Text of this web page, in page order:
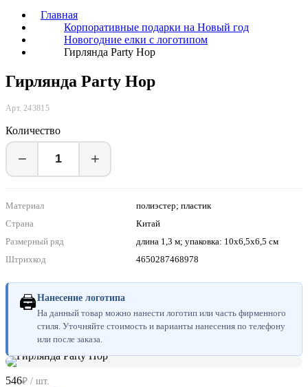
Главная
Корпоративные подарки на Новый год
Новогодние елки с логотипом
Гирлянда Party Hop
Гирлянда Party Hop
Арт. 243815
Количество
− +
Материал
полиэстер; пластик
Страна
Китай
Размерный ряд
длина 1,3 м; упаковка: 10х6,5х6,5 см
Штрихкод
4650287468978
🖨Нанесение логотипа
На данный товар можно нанести логотип или часть фирменного
стиля. Уточняйте стоимость и варианты нанесения по телефону
или после заказа.
546₽ / шт.